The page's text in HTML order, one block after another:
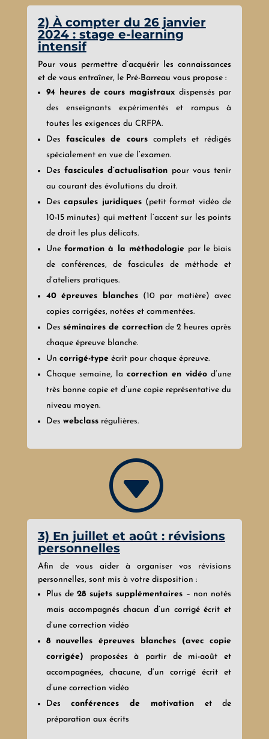
2) À compter du 26 janvier
2024 : stage e-learning
intensif
Pour vous permettre d’acquérir les connaissances
et de vous entraîner, le Pré-Barreau vous propose :
94 heures de cours magistrauxdispensés par
des enseignants expérimentés et rompus à
toutes les exigences du CRFPA.
Des fascicules de cours complets et rédigés
spécialement en vue de l’examen.
Desfascicules d’actualisation pour vous tenir
au courant des évolutions du droit.
Descapsules juridiques(petit format vidéo de
10-15 minutes) qui mettent l’accent sur les points
de droit les plus délicats.
Uneformation à la méthodologie par le biais
de conférences, de fascicules de méthode et
d’ateliers pratiques.
40 épreuves blanches(10 par matière) avec
copies corrigées, notées et commentées.
Des séminaires de correctionde 2 heures après
chaque épreuve blanche.
Un corrigé-typeécrit pour chaque épreuve.
Chaque semaine, la correction en vidéo d’une
très bonne copie et d’une copie représentative du
niveau moyen.
Des webclassrégulières.
G
3) En juillet et août : révisions
personnelles
Afin de vous aider à organiser vos révisions
personnelles, sont mis à votre disposition :
Plus de 28 sujets supplémentaires – non notés
mais accompagnés chacun d’un corrigé écrit et
d’une correction vidéo
8 nouvelles épreuves blanches (avec copie
corrigée) proposées à partir de mi-août et
accompagnées, chacune, d’un corrigé écrit et
d’une correction vidéo
Des conférences de motivationet de
préparation aux écrits